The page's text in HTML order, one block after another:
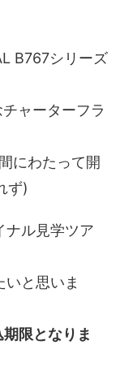
B767シリーズ
ャーターフラ
にわたって開
ず)
ル見学ツア
と思いま
限となりま